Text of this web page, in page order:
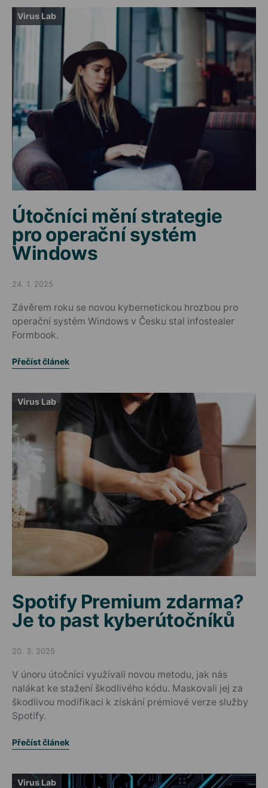
Virus Lab
Útočníci mění strategie
pro operační systém
Windows
Posted on
24. 1. 2025
Závěrem roku se novou kybernetickou hrozbou pro
operační systém Windows v Česku stal infostealer
Formbook.
Přečíst článek
Virus Lab
Spotify Premium zdarma?
Je to past kyberútočníků
Posted on
20. 3. 2025
V únoru útočníci využívali novou metodu, jak nás
nalákat ke stažení škodlivého kódu. Maskovali jej za
škodlivou modifikaci k získání prémiové verze služby
Spotify.
Přečíst článek
Virus Lab